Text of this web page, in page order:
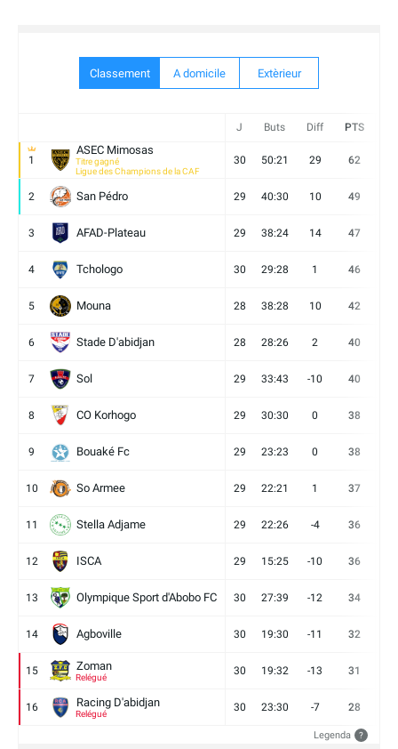
Classement A domicile Extèrieur
J Buts Diff PTS
1
ASEC Mimosas
Titre gagné
Ligue des Champions de la CAF
30 50:21 29 62
2 San Pédro 29 40:30 10 49
3 AFAD-Plateau 29 38:24 14 47
4 Tchologo 30 29:28 1 46
5 Mouna 28 38:28 10 42
6 Stade D'abidjan 28 28:26 2 40
7 Sol 29 33:43 -10 40
8 CO Korhogo 29 30:30 0 38
9 Bouaké Fc 29 23:23 0 38
10 So Armee 29 22:21 1 37
11 Stella Adjame 29 22:26 -4 36
12 ISCA 29 15:25 -10 36
13 Olympique Sport d'Abobo FC 30 27:39 -12 34
14 Agboville 30 19:30 -11 32
15 Zoman
Relégué
30 19:32 -13 31
16 Racing D'abidjan
Relégué
30 23:30 -7 28
Legenda ?